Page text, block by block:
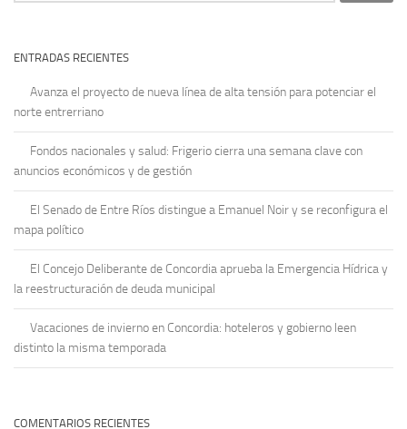
ENTRADAS RECIENTES
Avanza el proyecto de nueva línea de alta tensión para potenciar el
norte entrerriano
Fondos nacionales y salud: Frigerio cierra una semana clave con
anuncios económicos y de gestión
El Senado de Entre Ríos distingue a Emanuel Noir y se reconfigura el
mapa político
El Concejo Deliberante de Concordia aprueba la Emergencia Hídrica y
la reestructuración de deuda municipal
Vacaciones de invierno en Concordia: hoteleros y gobierno leen
distinto la misma temporada
COMENTARIOS RECIENTES